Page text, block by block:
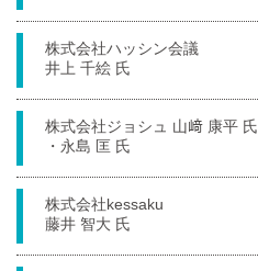
株式会社ハッシン会議
井上 千絵 氏
株式会社ジョシュ 山﨑 康平 氏
・永島 匡 氏
株式会社kessaku
藤井 智大 氏